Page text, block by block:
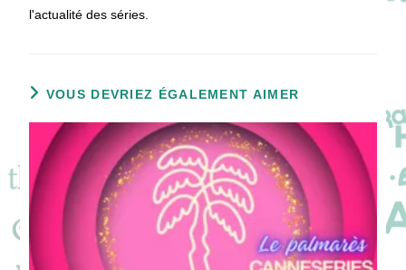
l'actualité des séries.
VOUS DEVRIEZ ÉGALEMENT AIMER